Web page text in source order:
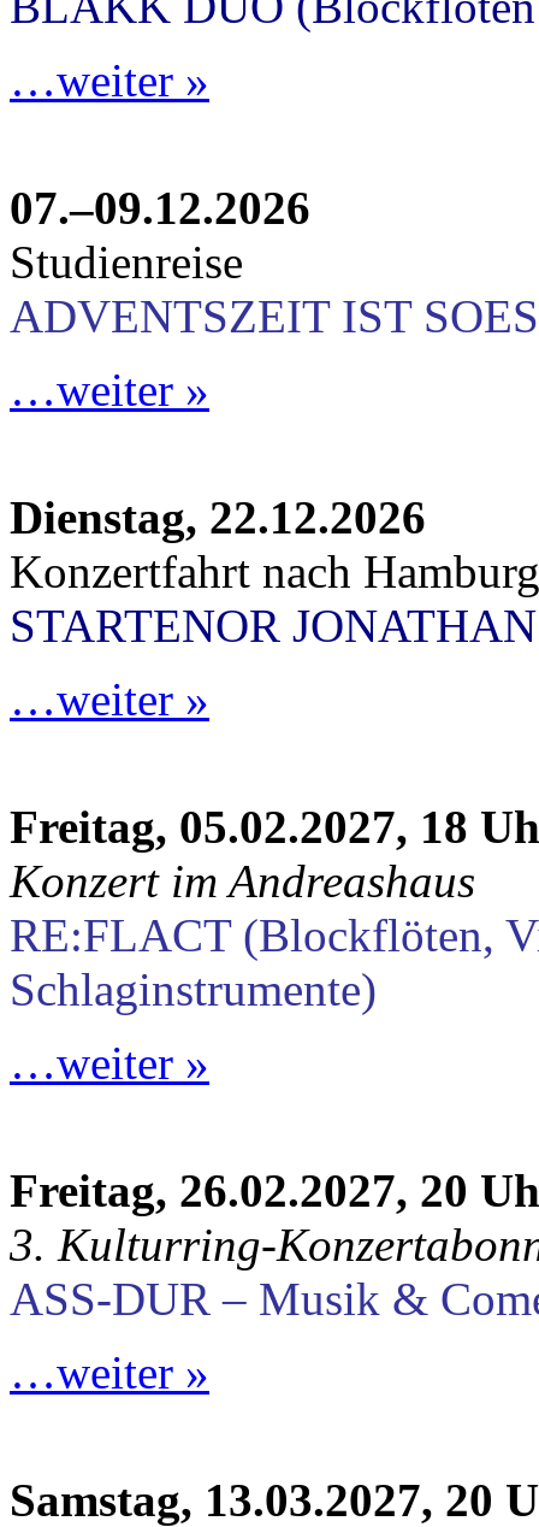
…weiter »
07.–09.12.2026
Studienreise
ADVENTSZEIT IST
…weiter »
Dienstag, 22.12.2026
Konzertfahrt nach Hamburg
STARTENOR
…weiter »
Freitag, 05.02.2027, 18
Konzert im Andreashaus
RE:FLACT (Blockflöten,
Schlaginstrumente)
…weiter »
Freitag, 26.02.2027, 20
3. Kulturring-
ASS-DUR – Musik &
…weiter »
Samstag, 13.03.2027, 20